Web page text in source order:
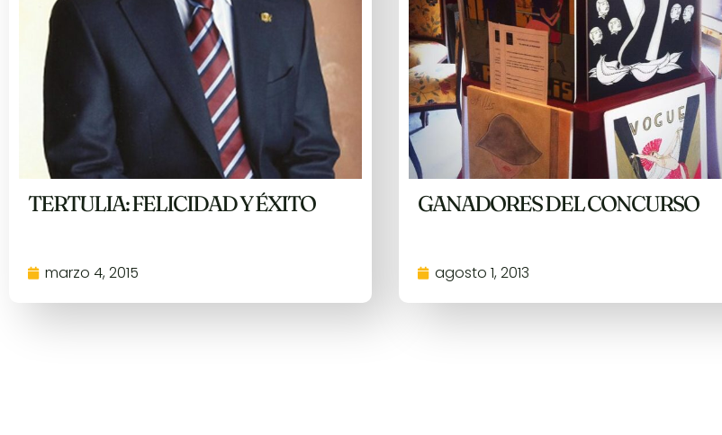
TERTULIA: FELICIDAD Y ÉXITO
marzo 4, 2015
GANADORES DEL CONCURSO
agosto 1, 2013